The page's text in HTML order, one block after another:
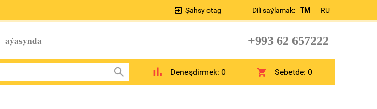
Dili saýlamak: TM RU
Şahsy otag
aýasynda +993 62 657222
Deneşdirmek: 0 Sebetde:0